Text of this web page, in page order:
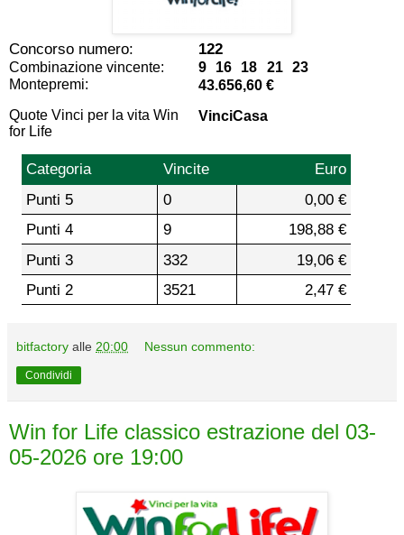
Concorso numero: 122
Combinazione vincente:
9 16 18 21 23
Montepremi:
43.656,60 €
Quote Vinci per la vita Win
for Life
VinciCasa
Categoria Vincite
Euro
Punti 5
0
0,00 €
Punti 4
9
198,88 €
Punti 3
332
19,06 €
Punti 2
3521 2,47 €
bitfactory alle 20:00 Nessun commento:
Condividi
Win for Life classico estrazione del 03-
05-2026 ore 19:00